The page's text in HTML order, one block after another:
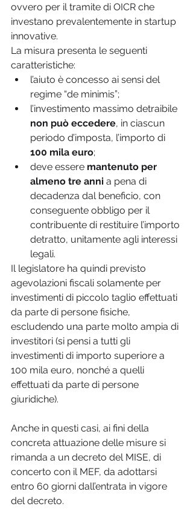
ovvero per il tramite di OICR che
investano prevalentemente in startup
innovative.
La misura presenta le seguenti
caratteristiche:
l’aiuto è concesso ai sensi del
regime “de minimis”;
l’investimento massimo detraibile
non può eccedere, in ciascun
periodo d’imposta, l’importo di
100 mila euro;
deve essere mantenuto per
almeno tre anni a pena di
decadenza dal beneficio, con
conseguente obbligo per il
contribuente di restituire l’importo
detratto, unitamente agli interessi
legali.
Il legislatore ha quindi previsto
agevolazioni fiscali solamente per
investimenti di piccolo taglio effettuati
da parte di persone fisiche,
escludendo una parte molto ampia di
investitori (si pensi a tutti gli
investimenti di importo superiore a
100 mila euro, nonché a quelli
effettuati da parte di persone
giuridiche).
Anche in questi casi, ai fini della
concreta attuazione delle misure si
rimanda a un decreto del MISE, di
concerto con il MEF, da adottarsi
entro 60 giorni dall’entrata in vigore
del decreto.